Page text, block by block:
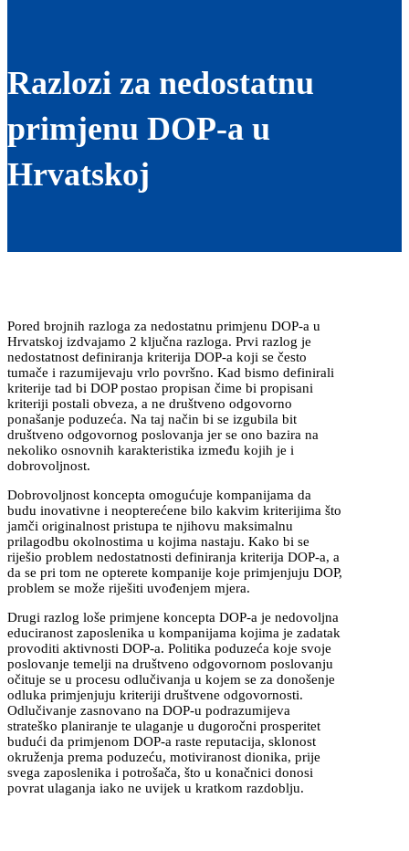
Razlozi za nedostatnu
primjenu DOP-a u
Hrvatskoj
Pored brojnih razloga za nedostatnu primjenu DOP-a u
Hrvatskoj izdvajamo 2 ključna razloga. Prvi razlog je
nedostatnost definiranja kriterija DOP-a koji se često
tumače i razumijevaju vrlo površno. Kad bismo definirali
kriterije tad bi DOP postao propisan čime bi propisani
kriteriji postali obveza, a ne društveno odgovorno
ponašanje poduzeća. Na taj način bi se izgubila bit
društveno odgovornog poslovanja jer se ono bazira na
nekoliko osnovnih karakteristika između kojih je i
dobrovoljnost.
Dobrovoljnost koncepta omogućuje kompanijama da
budu inovativne i neopterećene bilo kakvim kriterijima što
jamči originalnost pristupa te njihovu maksimalnu
prilagodbu okolnostima u kojima nastaju. Kako bi se
riješio problem nedostatnosti definiranja kriterija DOP-a, a
da se pri tom ne opterete kompanije koje primjenjuju DOP,
problem se može riješiti uvođenjem mjera.
Drugi razlog loše primjene koncepta DOP-a je nedovoljna
educiranost zaposlenika u kompanijama kojima je zadatak
provoditi aktivnosti DOP-a. Politika poduzeća koje svoje
poslovanje temelji na društveno odgovornom poslovanju
očituje se u procesu odlučivanja u kojem se za donošenje
odluka primjenjuju kriteriji društvene odgovornosti.
Odlučivanje zasnovano na DOP-u podrazumijeva
strateško planiranje te ulaganje u dugoročni prosperitet
budući da primjenom DOP-a raste reputacija, sklonost
okruženja prema poduzeću, motiviranost dionika, prije
svega zaposlenika i potrošača, što u konačnici donosi
povrat ulaganja iako ne uvijek u kratkom razdoblju.